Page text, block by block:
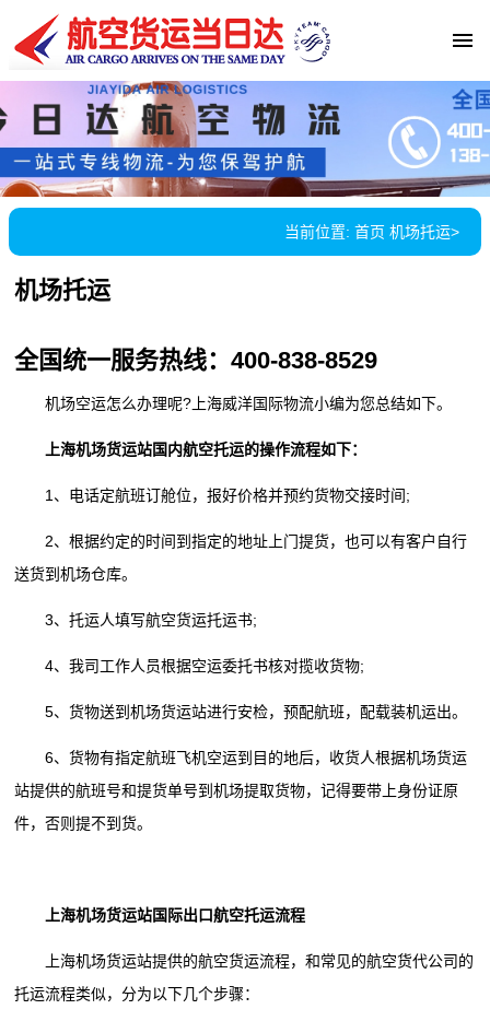
当前位置: 首页 机场托运>
机场托运
全国统一服务热线：400-838-8529
机场空运怎么办理呢?上海威洋国际物流小编为您总结如下。
上海机场货运站国内航空托运的操作流程如下：
1、电话定航班订舱位，报好价格并预约货物交接时间;
2、根据约定的时间到指定的地址上门提货，也可以有客户自行
送货到机场仓库。
3、托运人填写航空货运托运书;
4、我司工作人员根据空运委托书核对揽收货物;
5、货物送到机场货运站进行安检，预配航班，配载装机运出。
6、货物有指定航班飞机空运到目的地后，收货人根据机场货运
站提供的航班号和提货单号到机场提取货物，记得要带上身份证原
件，否则提不到货。
上海机场货运站国际出口航空托运流程
上海机场货运站提供的航空货运流程，和常见的航空货代公司的
托运流程类似，分为以下几个步骤：